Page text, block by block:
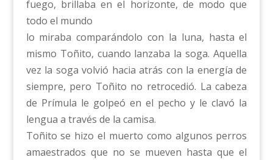
fuego, brillaba en el horizonte, de modo que
todo el mundo
lo miraba comparándolo con la luna, hasta el
mismo Toñito, cuando lanzaba la soga. Aquella
vez la soga volvió hacia atrás con la energía de
siempre, pero Toñito no retrocedió. La cabeza
de Prímula le golpeó en el pecho y le clavó la
lengua a través de la camisa.
Toñito se hizo el muerto como algunos perros
amaestrados que no se mueven hasta que el